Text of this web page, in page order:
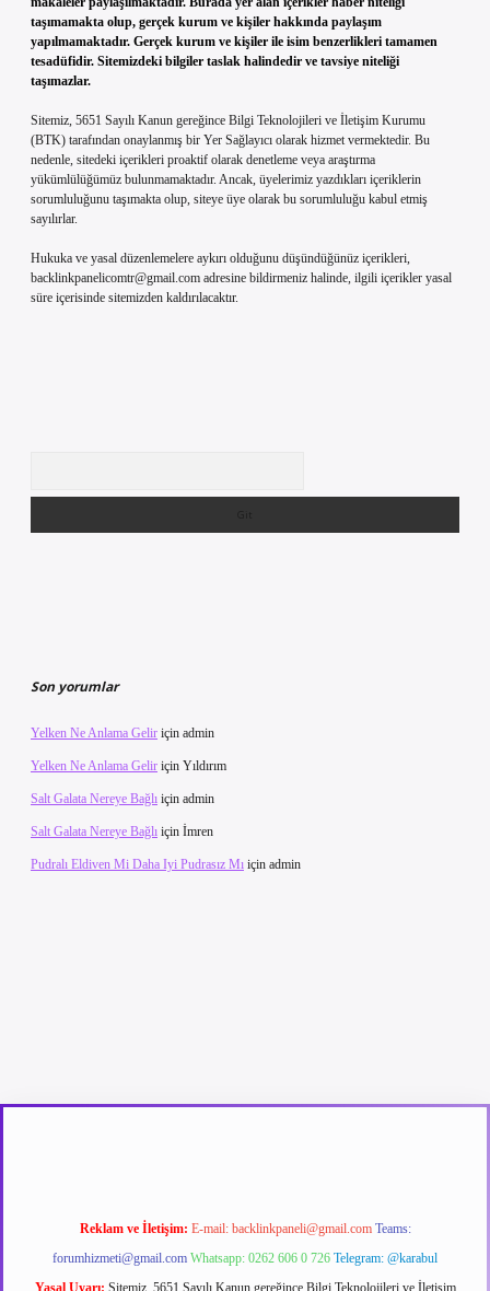
taşımamakta olup, gerçek kurum ve kişiler hakkında paylaşım
yapılmamaktadır. Gerçek kurum ve kişiler ile isim benzerlikleri tamamen
tesadüfidir. Sitemizdeki bilgiler taslak halindedir ve tavsiye niteliği
taşımazlar.
Sitemiz, 5651 Sayılı Kanun gereğince Bilgi Teknolojileri ve İletişim Kurumu
(BTK) tarafından onaylanmış bir Yer Sağlayıcı olarak hizmet vermektedir. Bu
nedenle, sitedeki içerikleri proaktif olarak denetleme veya araştırma
yükümlülüğümüz bulunmamaktadır. Ancak, üyelerimiz yazdıkları içeriklerin
sorumluluğunu taşımakta olup, siteye üye olarak bu sorumluluğu kabul etmiş
sayılırlar.
Hukuka ve yasal düzenlemelere aykırı olduğunu düşündüğünüz içerikleri,
backlinkpanelicomtr@gmail.com adresine bildirmeniz halinde, ilgili içerikler yasal
süre içerisinde sitemizden kaldırılacaktır.
Son yorumlar
Yelken Ne Anlama Gelir için admin
Yelken Ne Anlama Gelir için Yıldırım
Salt Galata Nereye Bağlı için admin
Salt Galata Nereye Bağlı için İmren
Pudralı Eldiven Mi Daha Iyi Pudrasız Mı için admin
güncel girişbetexpergir.net
Reklam ve İletişim: E-mail: backlinkpaneli@gmail.com Teams:
forumhizmeti@gmail.com Whatsapp: 0262 606 0 726 Telegram: @karabul
Yasal Uyarı: Sitemiz, 5651 Sayılı Kanun gereğince Bilgi Teknolojileri ve İletişim